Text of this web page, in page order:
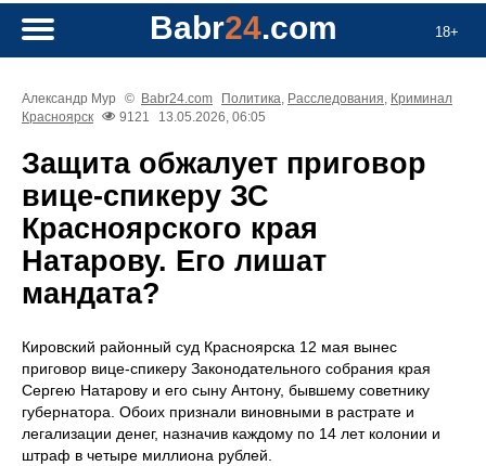
18+
Babr24.com
Александр Мур © Babr24.com Политика, Расследования, Криминал
Красноярск
9121 13.05.2026, 06:05
Защита обжалует приговор
вице-спикеру ЗС
Красноярского края
Натарову. Его лишат
мандата?
Кировский районный суд Красноярска 12 мая вынес
приговор вице-спикеру Законодательного собрания края
Сергею Натарову и его сыну Антону, бывшему советнику
губернатора. Обоих признали виновными в растрате и
легализации денег, назначив каждому по 14 лет колонии и
штраф в четыре миллиона рублей.